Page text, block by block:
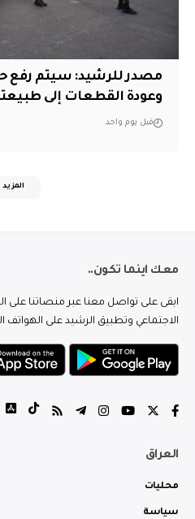
مصدر للرشيد: سيتم رفع
وعودة القطعات إلى
قبل يوم واحد
المزيد
معك اينما تكون..
ابقى على تواصل معنا عبر منصاتنا على
الاجتماعي وتطبيق الرشيد على الهواتف
العراق
محليات
سياسة